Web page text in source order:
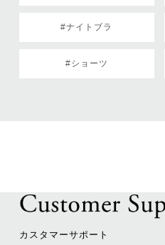
#ナイトブラ
#ショーツ
カスタマーサポート